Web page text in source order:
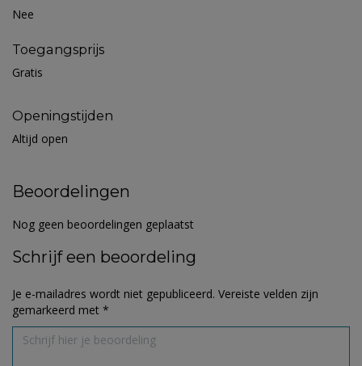
Nee
Toegangsprijs
Gratis
Openingstijden
Altijd open
Beoordelingen
Nog geen beoordelingen geplaatst
Schrijf een beoordeling
Je e-mailadres wordt niet gepubliceerd. Vereiste velden zijn
gemarkeerd met *